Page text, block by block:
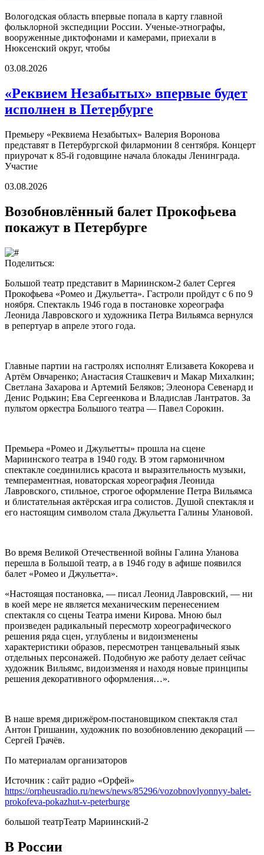
Вологодская область впервые попала в карту главной
фольклорной экспедиции России. Ученые-этнографы,
вооруженные диктофонами и камерами, приехали в
Нюксенский округ, чтобы
03.08.2026
«Реквием Незабытых» впервые будет
исполнен в Петербурге
Премьеру «Реквиема Незабытых» Валерия Воронова
представят в Петербургской филармонии 8 сентября. Концерт
приурочат к 85-й годовщине начала блокады Ленинграда.
Участие
03.08.2026
Возобновлённый балет Прокофьева
покажут в Петербурге
Поделиться:
Большой театр представит в Мариинском-2 балет Сергея
Прокофьева «Ромео и Джульетта». Гастроли пройдут с 6 по 9
ноября. Спектакль 1946 года в постановке хореографа
Леонида Лавровского и художника Петра Вильямса вернулся
в репертуар в апреле этого года.
Главные партии на гастролях исполнят Елизавета Кокорева и
Артём Овчаренко; Анастасия Сташкевич и Макар Михалкин;
Светлана Захарова и Артемий Беляков; Элеонора Севенард и
Денис Родькин; Ева Сергеенкова и Владислав Лантратов. За
пультом оркестра Большого театра — Павел Сорокин.
Премьера «Ромео и Джульетты» прошла на сцене
Мариинского театра в 1940 году. В этом гармоничном
спектакле соединились красота и выразительность музыки,
темпераментная, новаторская хореография Леонида
Лавровского, стильное, строгое оформление Петра Вильямса
и блистательная актёрская игра солистов. Душой спектакля и
его настоящим символом стала Джульетта Галины Улановой.
Во время Великой Отечественной войны Галина Уланова
перешла в Большой театр, а в 1946 году в афише появился
балет «Ромео и Джульетта».
«Настоящая постановка, — писал Леонид Лавровский, — ни
в коей мере не является механическим перенесением
спектакля со сцены Театра имени Кирова. Мною был
произведен радикальный пересмотр хореографического
решения ряда сцен, углублены и видоизменены
характеристики образов, пересмотрен танцевальный язык
отдельных персонажей. Подобную же работу делает сейчас
художник Вильямс, видоизменяя и находя новые принципы
решения декоративного оформления…».
В наше время дирижёром-постановщиком спектакля стал
Антон Гришанин, художник по возобновлению декораций —
Сергей Грачёв.
По материалам организаторов
Источник : сайт радио «Орфей»
https://orpheusradio.ru/news/news/85296/vozobnovlyonnyy-balet-
prokofeva-pokazhut-v-peterburge
большой театрТеатр Мариинский-2
В России